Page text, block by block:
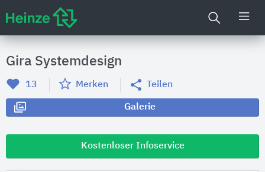
Gira Systemdesign
13 Merken Teilen
Galerie
Kostenloser Infoservice